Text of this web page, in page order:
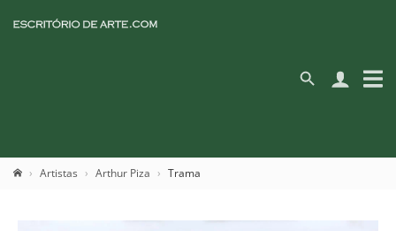
Artistas Arthur Piza Trama